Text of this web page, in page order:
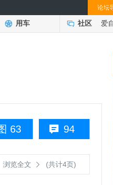
论坛
用车 社区 爱
94
63
浏览全文 (共计4页)